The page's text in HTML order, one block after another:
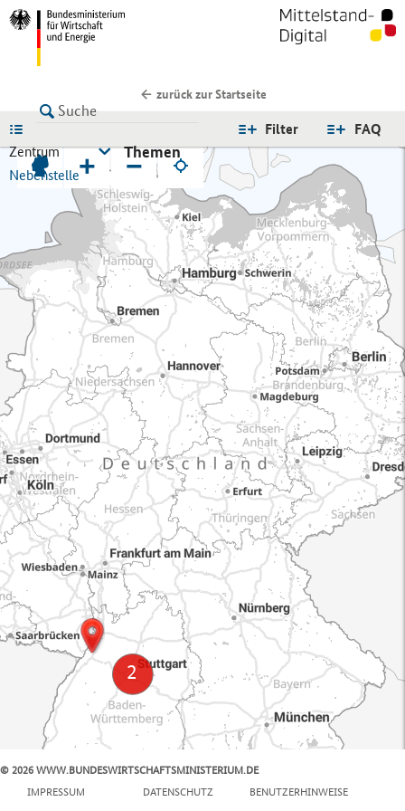
zurück zur Startseite
FAQ
Filter
Zentrum
Nebenstelle
Themen
+ −
© 2026 WWW.BUNDESWIRTSCHAFTSMINISTERIUM.DE
IMPRESSUM
DATENSCHUTZ BENUTZERHINWEISE